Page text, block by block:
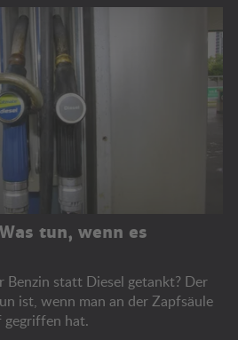
tun, wenn es
Benzin statt Diesel getankt? Der
ist, wenn man an der Zapfsäule
gegriffen hat.